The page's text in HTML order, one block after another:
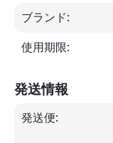
ブランド:
使用期限:
発送情報
発送便: